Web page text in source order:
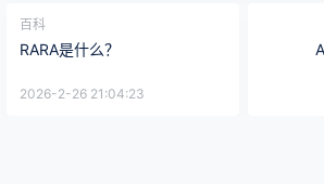
百科
RARA是什么？
2026-2-26 21:04:23